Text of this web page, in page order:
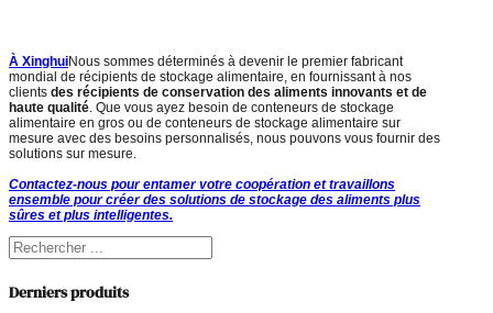
À XinghuiNous sommes déterminés à devenir le premier fabricant
mondial de récipients de stockage alimentaire, en fournissant à nos
clients des récipients de conservation des aliments innovants et de
haute qualité. Que vous ayez besoin de conteneurs de stockage
alimentaire en gros ou de conteneurs de stockage alimentaire sur
mesure avec des besoins personnalisés, nous pouvons vous fournir des
solutions sur mesure.
Contactez-nous pour entamer votre coopération et travaillons
ensemble pour créer des solutions de stockage des aliments plus
sûres et plus intelligentes.
Rechercher
Derniers produits